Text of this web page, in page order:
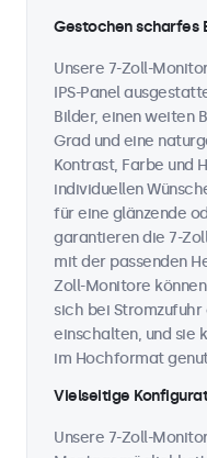
Gestochen scharfes
Unsere 7-Zoll-
IPS-Panel
Bilder, einen weiten
Grad und eine
Kontrast, Farbe und
individuellen
für eine glänzende
garantieren die 7-
mit der passenden
Zoll-Monitore
sich bei
einschalten, und sie
im Hochformat
Vielseitige
Unsere 7-Zoll-